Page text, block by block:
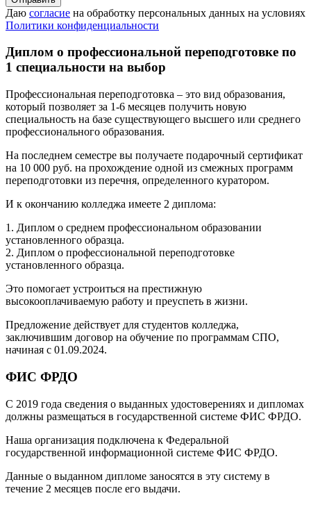
Даю согласие на обработку персональных данных на условиях
Политики конфиденциальности
Диплом о профессиональной переподготовке по
1 специальности на выбор
Профессиональная переподготовка – это вид образования,
который позволяет за 1-6 месяцев получить новую
специальность на базе существующего высшего или среднего
профессионального образования.
На последнем семестре вы получаете подарочный сертификат
на 10 000 руб. на прохождение одной из смежных программ
переподготовки из перечня, определенного куратором.
И к окончанию колледжа имеете 2 диплома:
1. Диплом о среднем профессиональном образовании
установленного образца.
2. Диплом о профессиональной переподготовке
установленного образца.
Это помогает устроиться на престижную
высокооплачиваемую работу и преуспеть в жизни.
Предложение действует для студентов колледжа,
заключившим договор на обучение по программам СПО,
начиная с 01.09.2024.
ФИС ФРДО
С 2019 года сведения о выданных удостоверениях и дипломах
должны размещаться в государственной системе ФИС ФРДО.
Наша организация подключена к Федеральной
государственной информационной системе ФИС ФРДО.
Данные о выданном дипломе заносятся в эту систему в
течение 2 месяцев после его выдачи.